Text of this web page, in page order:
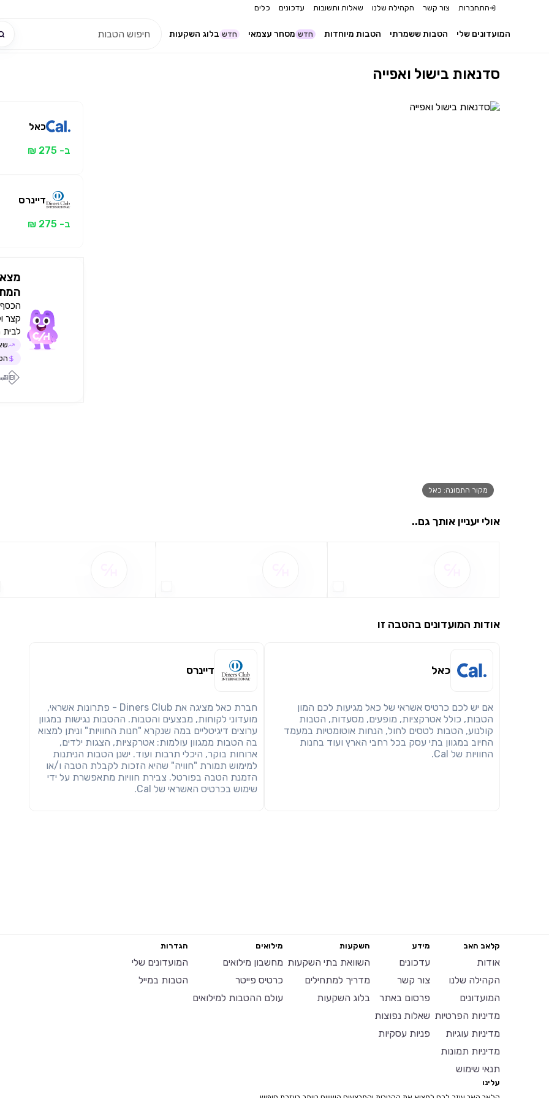
התחברות צור קשר הקהילה שלנו שאלות ותשובות עדכונים כלים
בלוג השקעות חדש מסחר עצמאי חדש הטבות מיוחדות הטבות ששמרתי המועדונים שלי
סדנאות בישול ואפייה
מקור התמונה: כאל
כאל
ב- 275 ₪
דיינרס
ב- 275 ₪
הכסף
קצר
אולי יעניין אותך גם..
אודות המועדונים בהטבה זו
כאל
אם יש לכם כרטיס אשראי של כאל מגיעות לכם המון
הטבות, כולל אטרקציות, מופעים, מסעדות, הטבות
קולנוע, הטבות לטסים לחול, הנחות אוטומטיות במעמד
החיוב במגוון בתי עסק בכל רחבי הארץ ועוד בחנות
החוויות של Cal.
דיינרס
חברת כאל מציגה את Diners Club - פתרונות אשראי,
מועדוני לקוחות, מבצעים והטבות. ההטבות נגישות במגוון
ערוצים דיגיטליים במה שנקרא "חנות החוויות" וניתן למצוא
בה הטבות ממגוון עולמות: אטרקציות, הצגות ילדים,
ארוחות בוקר, היכלי תרבות ועוד. ישנן הטבות הניתנות
למימוש תמורת "חוויה" שהיא הזכות לקבלת הטבה ו/או
הזמנת הטבה בפורטל. צבירת חוויות מתאפשרת על ידי
שימוש בכרטיס האשראי של Cal.
קלאב האב
אודות
הקהילה שלנו
המועדונים
מדיניות הפרטיות
מדיניות עוגיות
מדיניות תמונות
תנאי שימוש
מידע
עדכונים
צור קשר
פרסום באתר
שאלות נפוצות
פניות עסקיות
השקעות
השוואת בתי השקעות
מדריך למתחילים
בלוג השקעות
מילואים
מחשבון מילואים
כרטיס פייטר
עולם ההטבות למילואים
הגדרות
המועדונים שלי
הטבות במייל
עלינו